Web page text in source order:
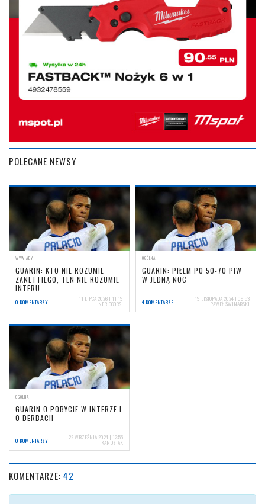
POLECANE NEWSY
WYWIADY
GUARIN: KTO NIE ROZUMIE
ZANETTIEGO, TEN NIE ROZUMIE
INTERU
0 KOMENTARZY 11 LIPCA 2026 | 11:19
NERIOCORSI
OGÓLNA
GUARIN: PIŁEM PO 50-70 PIW
W JEDNĄ NOC
4 KOMENTARZE 19 LISTOPADA 2024 | 09:53
PAWEŁ ŚWINARSKI
OGÓLNA
GUARIN O POBYCIE W INTERZE I
O DERBACH
0 KOMENTARZY 22 WRZEŚNIA 2024 | 12:55
KANDZIAK
KOMENTARZE: 42